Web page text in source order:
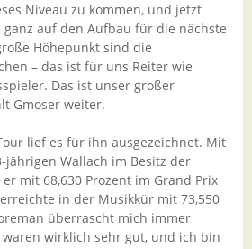
Niveau zu kommen, und jetzt
auf den Aufbau für die nächste
Höhepunkt sind die
– das ist für uns Reiter wie
Das ist unser großer
Gmoser weiter.
lief es für ihn ausgezeichnet. Mit
jährigen Wallach im Besitz der
mit 68,630 Prozent im Grand Prix
in der Musikkür mit 73,550
überrascht mich immer
wirklich sehr gut, und ich bin